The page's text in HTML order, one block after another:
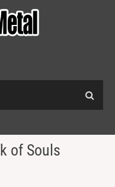
of Souls